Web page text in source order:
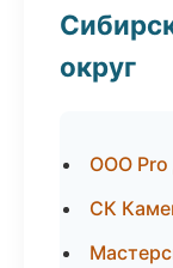
округ
ООО Pro
СК